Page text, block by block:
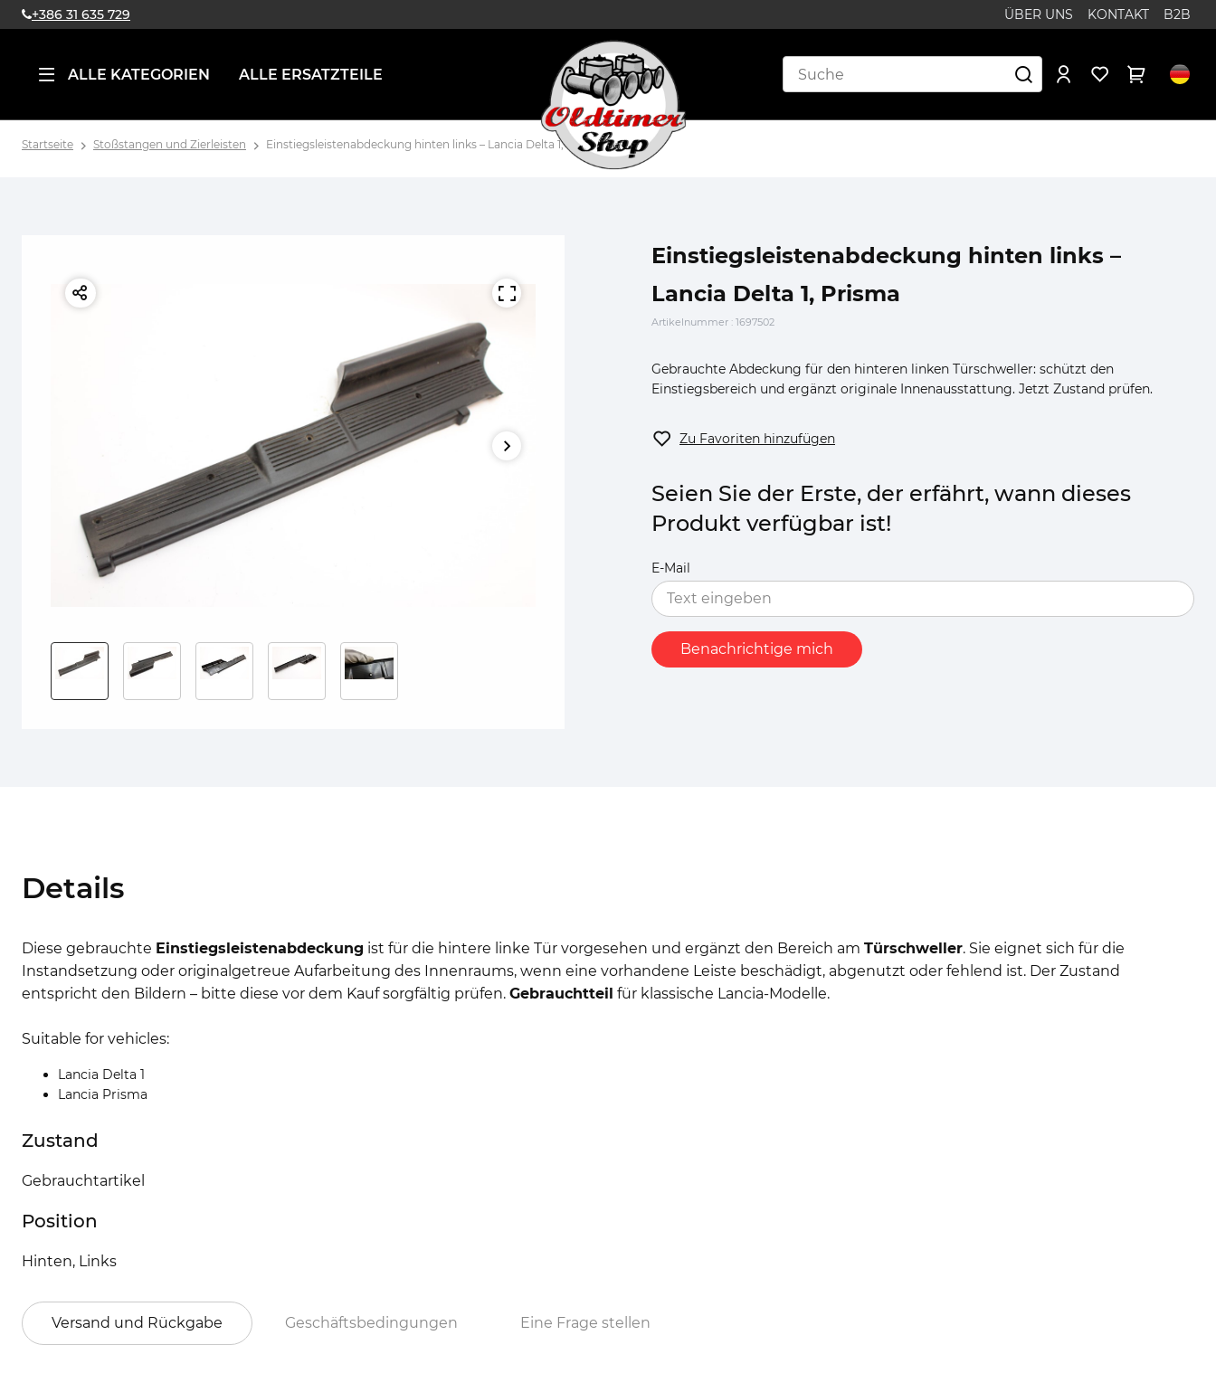
+386 31 635 729 ÜBER UNS KONTAKT B2B
ALLE KATEGORIEN ALLE ERSATZTEILE
Startseite Stoßstangen und Zierleisten Einstiegsleistenabdeckung hinten links – Lancia Delta 1, Prisma
Einstiegsleistenabdeckung hinten links –
Lancia Delta 1, Prisma
Artikelnummer : 1697502
Gebrauchte Abdeckung für den hinteren linken Türschweller: schützt den
Einstiegsbereich und ergänzt originale Innenausstattung. Jetzt Zustand prüfen.
Zu Favoriten hinzufügen
Seien Sie der Erste, der erfährt, wann dieses
Produkt verfügbar ist!
E-Mail
Benachrichtige mich
Details
Diese gebrauchte Einstiegsleistenabdeckung ist für die hintere linke Tür vorgesehen und ergänzt den Bereich am Türschweller. Sie eignet sich für die
Instandsetzung oder originalgetreue Aufarbeitung des Innenraums, wenn eine vorhandene Leiste beschädigt, abgenutzt oder fehlend ist. Der Zustand
entspricht den Bildern – bitte diese vor dem Kauf sorgfältig prüfen. Gebrauchtteil für klassische Lancia-Modelle.
Suitable for vehicles:
Lancia Delta 1
Lancia Prisma
Zustand
Gebrauchtartikel
Position
Hinten, Links
Versand und Rückgabe Geschäftsbedingungen Eine Frage stellen